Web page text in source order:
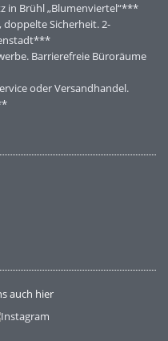
in Brühl „Blumenviertel“***
Sicherheit. 2-
Barrierefreie Büroräume
oder Versandhandel.
auch hier